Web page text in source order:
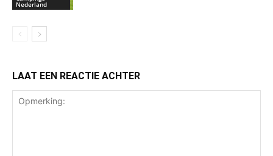
Nederland
LAAT EEN REACTIE ACHTER